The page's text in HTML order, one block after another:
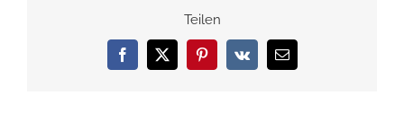
Teilen
Facebook
X Pinterest
Vk
E-